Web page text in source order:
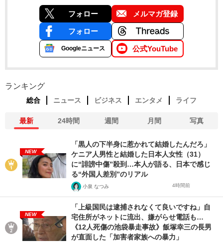
フォロー メルマガ登録
フォロー
Googleニュース 公式YouTube
ランキング
総合 ニュース ビジネス エンタメ ライフ
最新 24時間 週間 月間 写真
NEW
「黒人の下半身に惹かれて結婚したんだろ」
ケニア人男性と結婚した日本人女性（31）
に“誹謗中傷”殺到…本人が語る、日本で感じ
る“外国人差別”のリアル
小泉 なつみ 4時間前
NEW
「上級国民は逮捕されなくて良いですね」自
宅住所がネットに流出、嫌がらせ電話も…
《12人死傷の池袋暴走事故》飯塚幸三の長男
が直面した「加害者家族への暴力」